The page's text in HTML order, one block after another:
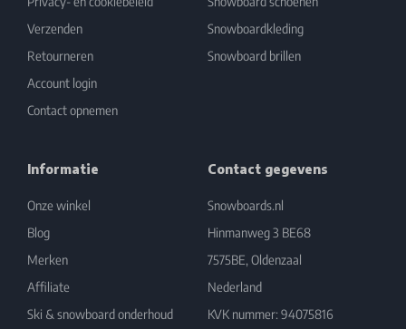
Verzenden
Retourneren
Account login
Contact opnemen
Snowboardkleding
Snowboard brillen
Informatie
Onze winkel
Blog
Merken
Affiliate
Ski & snowboard onderhoud
Contact gegevens
Snowboards.nl
Hinmanweg 3 BE68
7575BE, Oldenzaal
Nederland
KVK nummer: 94075816